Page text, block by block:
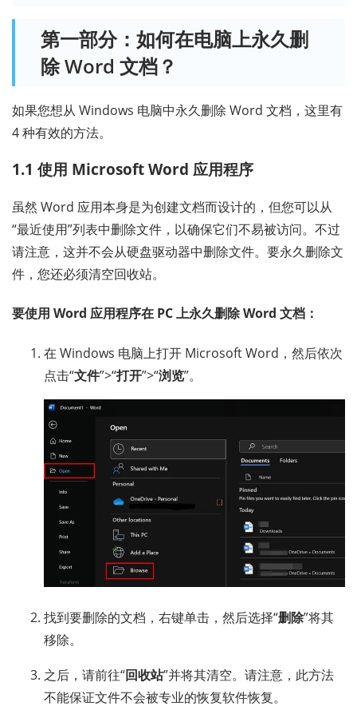
第一部分：如何在电脑上永久删
除 Word 文档？
如果您想从 Windows 电脑中永久删除 Word 文档，这里有
4 种有效的方法。
1.1 使用 Microsoft Word 应用程序
虽然 Word 应用本身是为创建文档而设计的，但您可以从
“最近使用”列表中删除文件，以确保它们不易被访问。不过
请注意，这并不会从硬盘驱动器中删除文件。要永久删除文
件，您还必须清空回收站。
要使用 Word 应用程序在 PC 上永久删除 Word 文档：
在 Windows 电脑上打开 Microsoft Word，然后依次
点击“文件”>“打开”>“浏览”。
找到要删除的文档，右键单击，然后选择“删除”将其
移除。
之后，请前往“回收站”并将其清空。请注意，此方法
不能保证文件不会被专业的恢复软件恢复。